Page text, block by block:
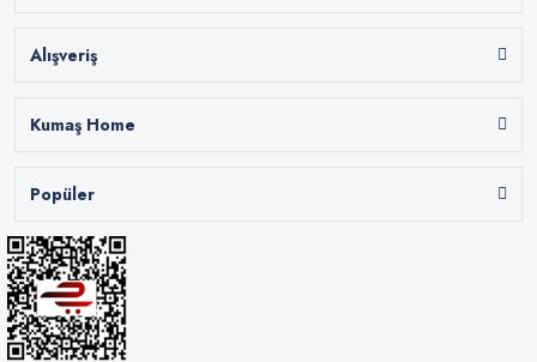
Alışveriş
Kumaş Home
Popüler